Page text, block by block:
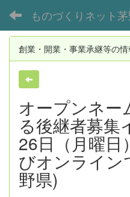
ものづくりネット
創業・開業・事業承継等の情
オープンネー
る後継者募集
26日（月曜日
びオンライン
野県)